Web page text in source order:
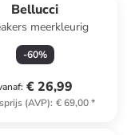
Bellucci
meerkleurig
-60%
: € 26,99
(AVP): € 69,00*